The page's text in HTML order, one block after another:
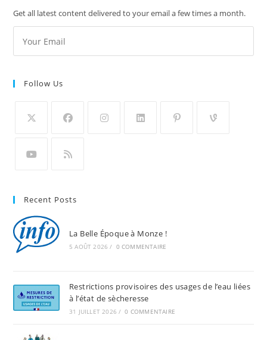
Get all latest content delivered to your email a few times a month.
Follow Us
Recent Posts
La Belle Époque à Monze !
5 AOÛT 2026 / 0 COMMENTAIRE
Restrictions provisoires des usages de l’eau liées
à l’état de sècheresse
31 JUILLET 2026 / 0 COMMENTAIRE